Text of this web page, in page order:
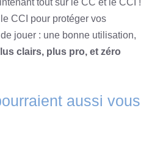
tout sur le CC et le CCI !
CCI pour protéger vos
jouer : une bonne utilisation,
clairs, plus pro, et zéro
aussi vous